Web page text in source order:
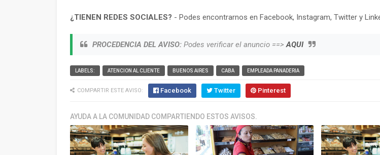
¿TIENEN REDES SOCIALES? - Podes encontrarnos en Facebook, Instagram, Twitter y
PROCEDENCIA DEL AVISO: Podes verificar el anuncio ==>AQUI
LABELS: ATENCION AL CLIENTE BUENOS AIRES CABA EMPLEADA PANADERIA
COMPARTIR ESTE AVISO: Facebook Twitter Pinterest
AYUDA A LA COMUNIDAD COMPARTIENDO ESTOS AVISOS.